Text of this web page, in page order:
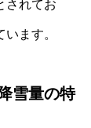
されてお
ます。
雪量の特